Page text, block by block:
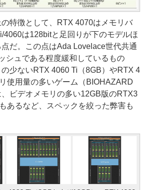
特徴として、RTX 4070はメモリバ
4060は128bitと足回りが下のモデルほ
だ。この点はAda Lovelace世代共通
シュである程度緩和しているもの
少ないRTX 4060 Ti（8GB）やRTX 4
使用量の多いゲーム（BIOHAZARD
ビデオメモリの多い12GB版のRTX3
あるなど、スペックを絞った弊害も